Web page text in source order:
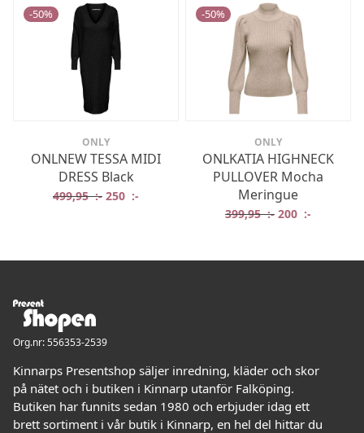
-50%
ONLY
ONLNEW TESSA MIDI
DRESS Black
499,95:- Det ursprungliga priset var: 499,95 :-.
250 :- Det nuvarande priset är: 250 :-.
-50%
ONLY
ONLKATIA HIGHNECK
PULLOVER Mocha
Meringue
399,95:- Det
200 :-
Org.nr: 556353-2539
Kinnarps Presentshop säljer inredning, kläder och skor
på nätet och i butiken i Kinnarp utanför Falköping.
Butiken har funnits sedan 1980 och erbjuder idag ett
brett sortiment i vår butik i Kinnarp, en hel del hittar du